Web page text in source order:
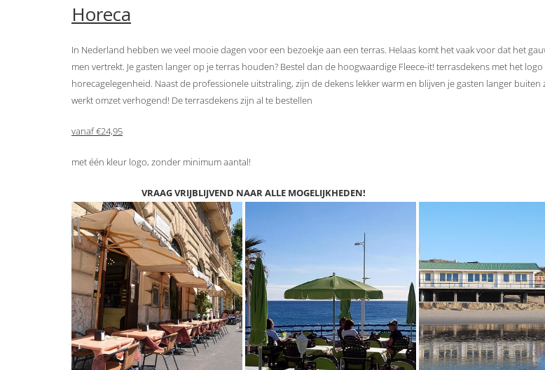
Horeca
In Nederland hebben we veel mooie dagen voor een bezoekje aan een terras. Helaas komt het vaak voor dat het
men vertrekt. Je gasten langer op je terras houden? Bestel dan de hoogwaardige Fleece-it! terrasdekens met het logo
horecagelegenheid. Naast de professionele uitstraling, zijn de dekens lekker warm en blijven je gasten langer buiten
werkt omzet verhogend! De terrasdekens zijn al te bestellen
vanaf €24,95
met één kleur logo, zonder minimum aantal!
VRAAG VRIJBLIJVEND NAAR ALLE MOGELIJKHEDEN!